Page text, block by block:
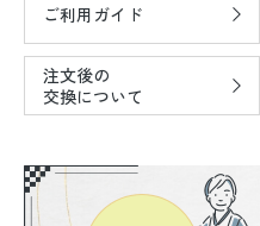
ご利用ガイド
注文後の
交換について